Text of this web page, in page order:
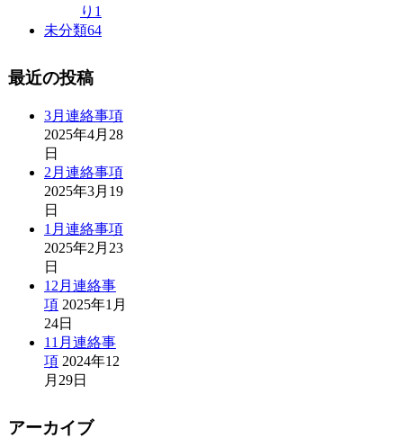
り 1
未分類64
最近の投稿
3月連絡事項
2025年4月28
日
2月連絡事項
2025年3月19
日
1月連絡事項
2025年2月23
日
12月連絡事
項 2025年1月
24日
11月連絡事
項 2024年12
月29日
アーカイブ